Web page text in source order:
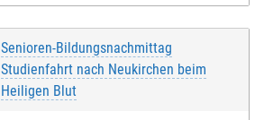
Senioren-Bildungsnachmittag
Studienfahrt nach Neukirchen beim
Heiligen Blut